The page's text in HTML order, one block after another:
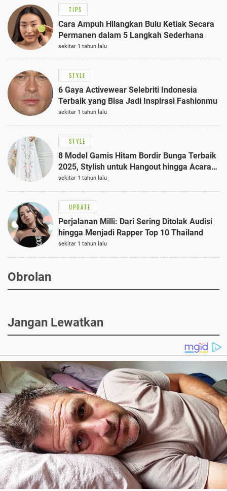
TIPS
Cara Ampuh Hilangkan Bulu Ketiak Secara
Permanen dalam 5 Langkah Sederhana
sekitar 1 tahun lalu
STYLE
6 Gaya Activewear Selebriti Indonesia
Terbaik yang Bisa Jadi Inspirasi Fashionmu
sekitar 1 tahun lalu
STYLE
8 Model Gamis Hitam Bordir Bunga Terbaik
2025, Stylish untuk Hangout hingga Acara
Semi-Formal
sekitar 1 tahun lalu
UPDATE
Perjalanan Milli: Dari Sering Ditolak Audisi
hingga Menjadi Rapper Top 10 Thailand
sekitar 1 tahun lalu
Obrolan
Jangan Lewatkan